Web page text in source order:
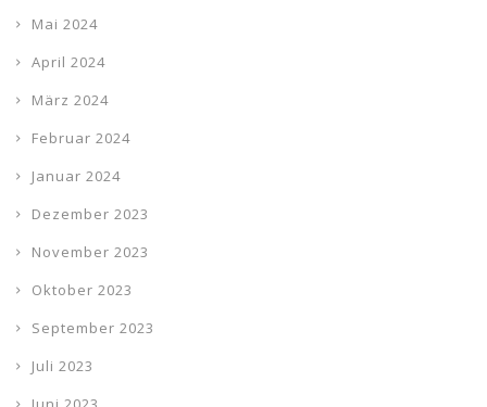
Mai 2024
April 2024
März 2024
Februar 2024
Januar 2024
Dezember 2023
November 2023
Oktober 2023
September 2023
Juli 2023